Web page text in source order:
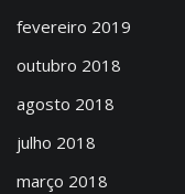
fevereiro 2019
outubro 2018
agosto 2018
julho 2018
março 2018